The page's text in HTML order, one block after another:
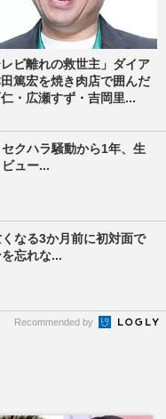
レビ離れの救世主」ダイア
篤宏を焼き肉店で囲んだ
・広瀬すず・吉岡里...
クハラ騒動から1年、生
ュー...
なる3か月前に初対面で
忘れな...
Recommended by